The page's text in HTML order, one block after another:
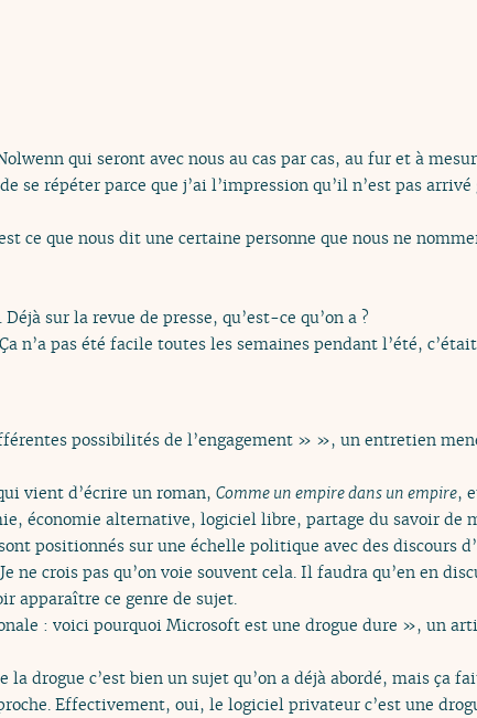
qui seront avec nous au cas par cas, au fur et à
se répéter parce que j’ai l’impression qu’il n’est pas
ce que nous dit une certaine personne que nous ne
sur la revue de presse, qu’est-ce qu’on a ?
n’a pas été facile toutes les semaines pendant l’été,
possibilités de l’engagement » », un entretien
vient d’écrire un roman, Comme un empire dans un empire,
économie alternative, logiciel libre, partage du savoir de
positionnés sur une échelle politique avec des discours
ne crois pas qu’on voie souvent cela. Il faudra qu’en en
apparaître ce genre de sujet.
: voici pourquoi Microsoft est une drogue dure », un
la drogue c’est bien un sujet qu’on a déjà abordé, mais ça
Effectivement, oui, le logiciel privateur c’est une